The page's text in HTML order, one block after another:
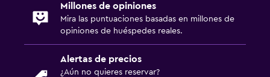
Parque infantil
Estacionamiento y transporte
Estacionamiento
Millones de opiniones
Mira las puntuaciones basadas en millones de
opiniones de huéspedes reales.
Alertas de precios
¿Aún no quieres reservar?